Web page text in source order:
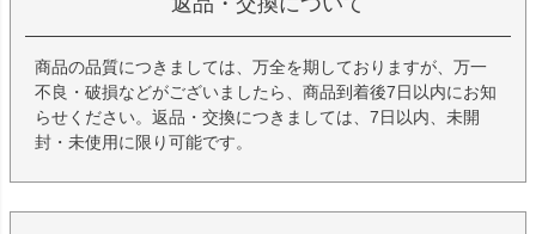
商品の品質につきましては、万全を期しておりますが、万一
不良・破損などがございましたら、商品到着後7日以内にお知
らせください。返品・交換につきましては、7日以内、未開
封・未使用に限り可能です。